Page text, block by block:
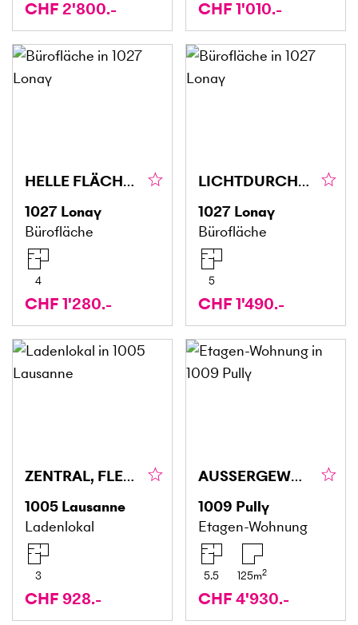
CHF 2'800.- CHF 1'010.-
HELLE FLÄCHEN IN RUHIGER UMGEBUNG
1027 Lonay
Bürofläche
4
CHF 1'280.-
LICHTDURCHFLUTET UND RUHIGE UMGEBUNG
1027 Lonay
Bürofläche
5
CHF 1'490.-
ZENTRAL, FLEXIBEL UND MIT POTENZIAL
1005 Lausanne
Ladenlokal
3
CHF 928.-
AUSSERGEWÖHNLICHER PANORAMABLICK
1009 Pully
Etagen-Wohnung
5.5 125m2
CHF 4'930.-